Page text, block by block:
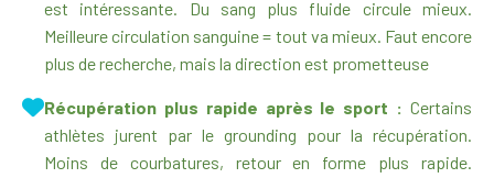
est intéressante. Du sang plus fluide circule mieux.
Meilleure circulation sanguine = tout va mieux. Faut encore
plus de recherche, mais la direction est prometteuse
Récupération plus rapide après le sport : Certains
athlètes jurent par le grounding pour la récupération.
Moins de courbatures, retour en forme plus rapide.